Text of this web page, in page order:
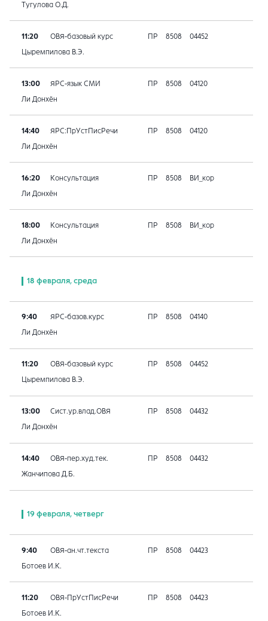
Тугулова О.Д.
11:20 ОВЯ-базовый курс ПР 8508 04452
Цыремпилова В.Э.
13:00 ЯРС-язык СМИ ПР 8508 04120
Ли Донхён
14:40 ЯРС:ПрУстПисРечи ПР 8508 04120
Ли Донхён
16:20 Консультация ПР 8508 ВИ_кор
Ли Донхён
18:00 Консультация ПР 8508 ВИ_кор
Ли Донхён
18 февраля, среда
9:40 ЯРС-базов.курс ПР 8508 04140
Ли Донхён
11:20 ОВЯ-базовый курс ПР 8508 04452
Цыремпилова В.Э.
13:00 Сист.ур.влад.ОВЯ ПР 8508 04432
Ли Донхён
14:40 ОВЯ-пер.худ.тек. ПР 8508 04432
Жанчипова Д.Б.
19 февраля, четверг
9:40 ОВЯ-ан.чт.текста ПР 8508 04423
Ботоев И.К.
11:20 ОВЯ-ПрУстПисРечи ПР 8508 04423
Ботоев И.К.